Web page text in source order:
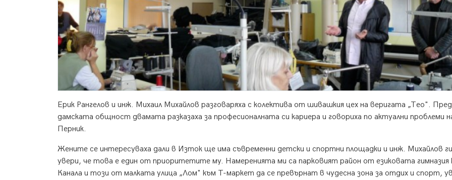
Ерик Рангелов и инж. Михаил Михайлов разговаряха с колектива от шивашкия цех на веригата „Тео". Пред
дамската общност двамата разказаха за професионалната си кариера и говориха по актуални проблеми
Перник.
Жените се интересуваха дали в Изток ще има съвременни детски и спортни площадки и инж. Михайлов ги
увери, че това е един от приоритетите му. Намеренията ми са парковият район от езиковата гимназия
Канала и този от малката улица „Лом" към Т-маркет да се превърнат в чудесна зона за отдих и спорт,